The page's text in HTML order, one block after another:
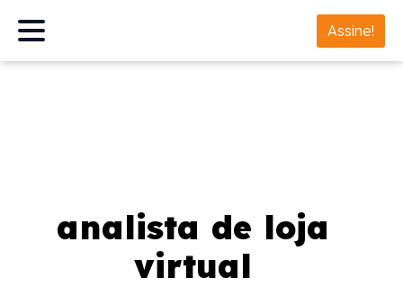
Assine!
analista de loja
virtual